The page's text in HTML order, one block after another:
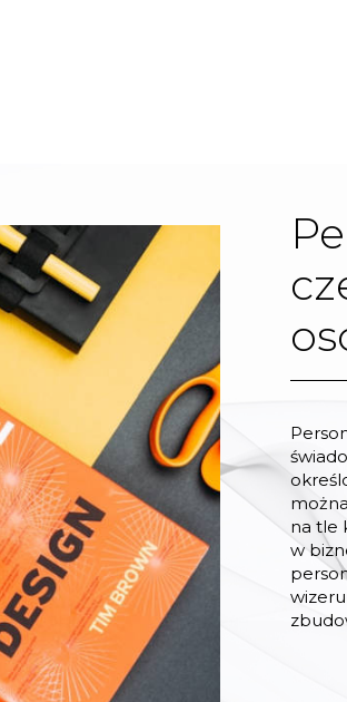
na tle
w